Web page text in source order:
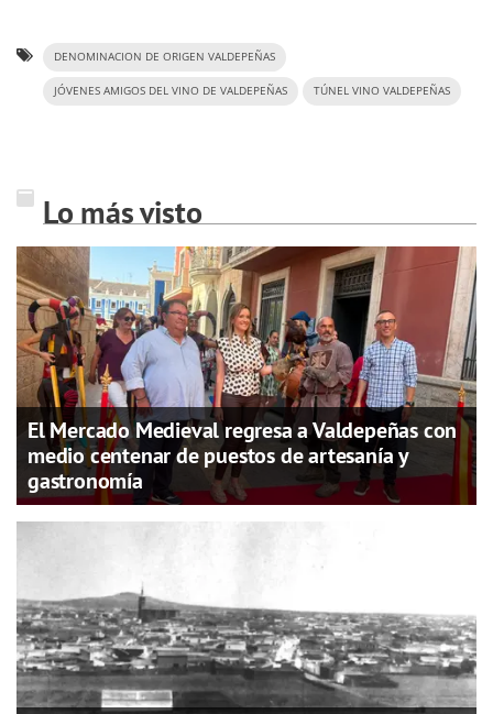
DENOMINACION DE ORIGEN VALDEPEÑAS
JÓVENES AMIGOS DEL VINO DE VALDEPEÑAS TÚNEL VINO VALDEPEÑAS
Lo más visto
El Mercado Medieval regresa a Valdepeñas con
medio centenar de puestos de artesanía y
gastronomía